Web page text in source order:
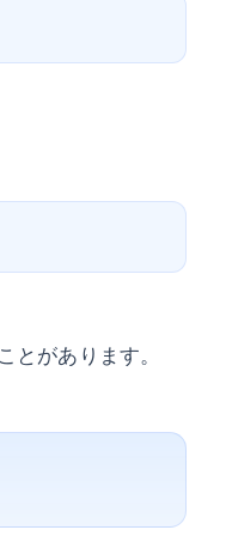
があります。